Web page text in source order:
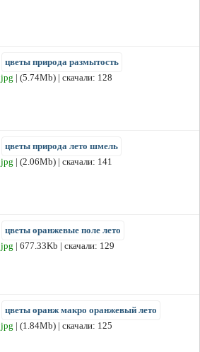
цветы природа размытость
jpg | (5.74Mb) | скачали: 128
цветы природа лето шмель
jpg | (2.06Mb) | скачали: 141
цветы оранжевые поле лето
jpg | 677.33Kb | скачали: 129
цветы оранж макро оранжевый лето
jpg | (1.84Mb) | скачали: 125